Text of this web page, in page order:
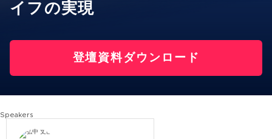
イフの実現​
登壇資料ダウンロード
Speakers